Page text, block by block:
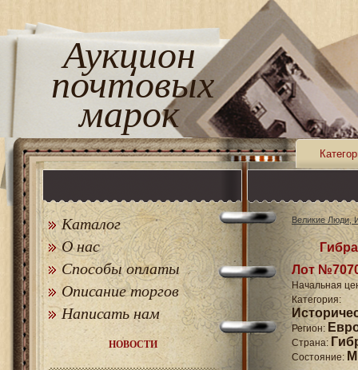
Аукцион
почтовых
марок
Каталог
О нас
Способы оплаты
Описание торгов
Написать нам
НОВОСТИ
Великие Люди,
Лот
Начальная
Регион:
Страна:
Состояние: